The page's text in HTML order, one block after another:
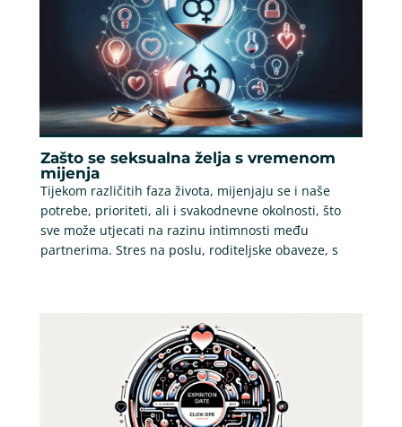
Zašto se seksualna želja s vremenom
mijenja
Tijekom različitih faza života, mijenjaju se i naše
potrebe, prioriteti, ali i svakodnevne okolnosti, što
sve može utjecati na razinu intimnosti među
partnerima. Stres na poslu, roditeljske obaveze, s